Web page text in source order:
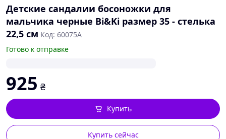
Детские сандалии босоножки для
мальчика черные Bi&Ki размер 35 - стелька
22,5 см Код: 60075A
Готово к отправке
925 ₴
Купить сейчас
Купить